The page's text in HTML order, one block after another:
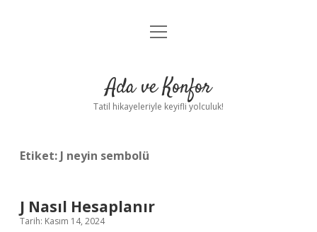
Anasayfa
Yasal Uyarı
menüyü
Ada ve Konfor
Tatil hikayeleriyle keyifli yolculuk!
Etiket: J neyin sembolü
J Nasıl Hesaplanır
Tarih: Kasım 14, 2024